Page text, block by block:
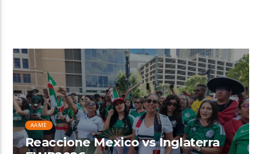
AAME
Reaccione Mexico vs Inglaterra